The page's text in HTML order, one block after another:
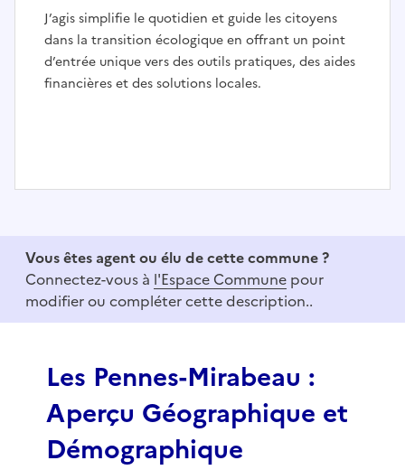
J’agis simplifie le quotidien et guide les citoyens
dans la transition écologique en offrant un point
d’entrée unique vers des outils pratiques, des aides
financières et des solutions locales.
f
Vous êtes agent ou élu de cette commune ?
Connectez-vous à l'Espace Commune pour
modifier ou compléter cette description..
Les Pennes-Mirabeau :
Aperçu Géographique et
Démographique